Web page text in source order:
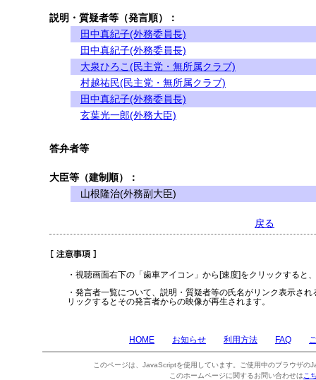
説明・質疑者等（発言順）：
田中真紀子(外務委員長)
田中真紀子(外務委員長)
大泉ひろこ(民主党・無所属クラブ)
村越祐民(民主党・無所属クラブ)
田中真紀子(外務委員長)
玄葉光一郎(外務大臣)
答弁者等
大臣等（建制順）：
山根隆治(外務副大臣)
戻る
・視聴画面右下の「歯車アイコン」から[速度]をクリックすると
・発言者一覧について、説明・質疑者等の氏名がリンク表示さ
リックするとその発言者からの映像が再生されます。
HOME お知らせ 利用方法 FAQ
このページは、JavaScriptを使用しています。ご使用中のブラウザの
このホームページに関するお問い合わせは こ